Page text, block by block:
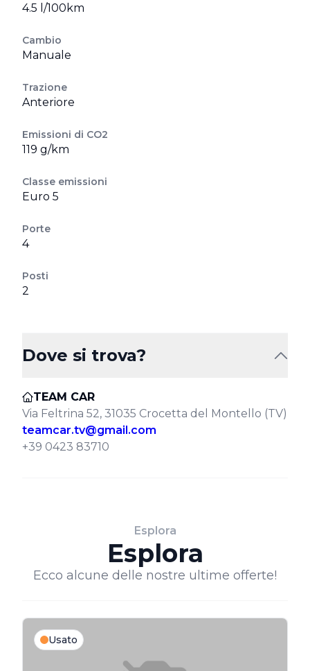
4.5 l/100km
Cambio
Manuale
Trazione
Anteriore
Emissioni di CO2
119 g/km
Classe emissioni
Euro 5
Porte
4
Posti
2
Dove si trova?
TEAM CAR
Via Feltrina 52, 31035 Crocetta del Montello (TV)
teamcar.tv@gmail.com
+39 0423 83710
Esplora
Esplora
Ecco alcune delle nostre ultime offerte!
Usato